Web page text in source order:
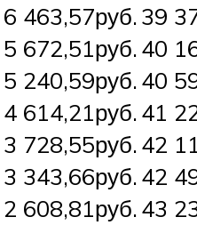
6 463,57руб.39
5 672,51руб.40
5 240,59руб.40
4 614,21руб.41
3 728,55руб.42
3 343,66руб.42
2 608,81руб.43